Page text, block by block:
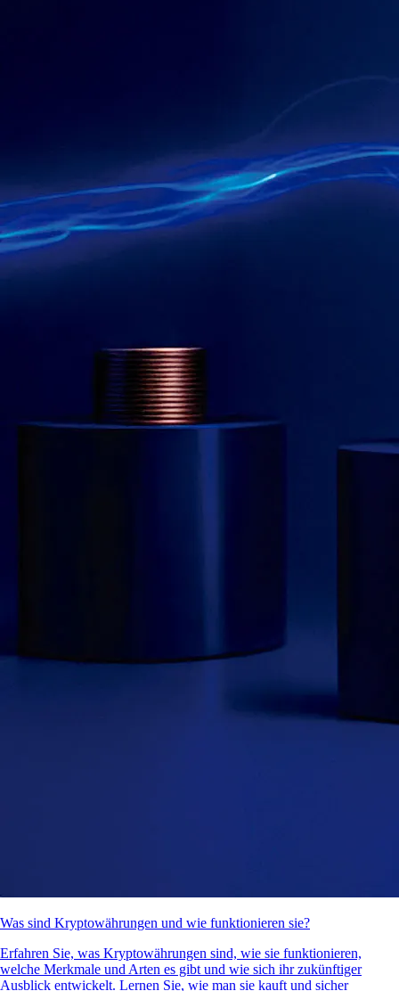
Was sind Kryptowährungen und wie funktionieren sie?
Erfahren Sie, was Kryptowährungen sind, wie sie funktionieren,
welche Merkmale und Arten es gibt und wie sich ihr zukünftiger
Ausblick entwickelt. Lernen Sie, wie man sie kauft und sicher